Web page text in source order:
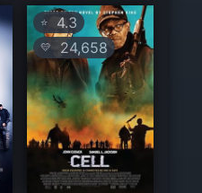
⭐ 4.3
💛 24,658